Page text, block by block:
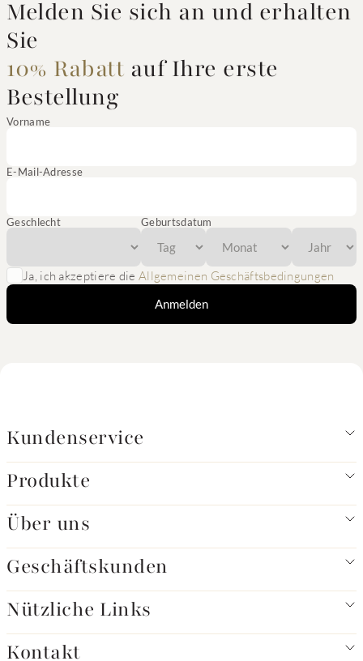
Melden Sie sich an und erhalten
Sie
10% Rabatt auf Ihre erste
Bestellung
Vorname
E-Mail-Adresse
Geschlecht Geburtsdatum
Ja, ich akzeptiere die Allgemeinen Geschäftsbedingungen
Anmelden
Kundenservice
Produkte
Über uns
Geschäftskunden
Nützliche Links
Kontakt